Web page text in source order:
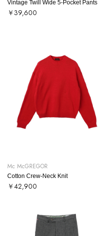
Vintage Twill Wide 5-Pocket Pants
￥39,600
Mc McGREGOR
Cotton Crew-Neck Knit
￥42,900